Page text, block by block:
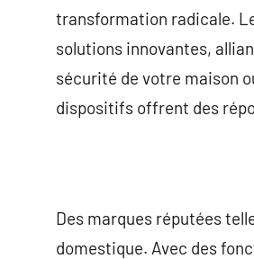
transformation radicale.
solutions innovantes,
sécurité de votre maison
dispositifs offrent des
Des marques réputées
domestique. Avec des